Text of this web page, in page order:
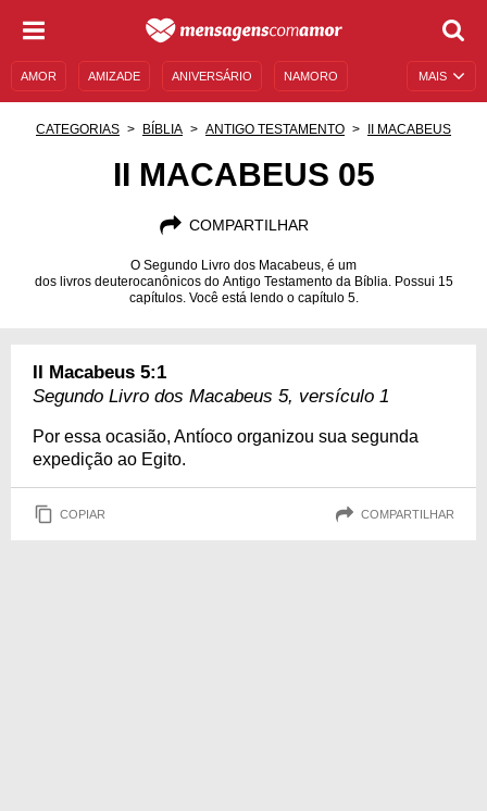
MAIS
AMOR AMIZADE ANIVERSÁRIO NAMORO
CATEGORIAS BÍBLIA ANTIGO TESTAMENTO II MACABEUS
II MACABEUS 05
COMPARTILHAR
O Segundo Livro dos Macabeus, é um
dos livros deuterocanônicos do Antigo Testamento da Bíblia. Possui 15
capítulos. Você está lendo o capítulo 5.
II Macabeus 5:1
Segundo Livro dos Macabeus 5, versículo 1
Por essa ocasião, Antíoco organizou sua segunda
expedição ao Egito.
COPIAR COMPARTILHAR